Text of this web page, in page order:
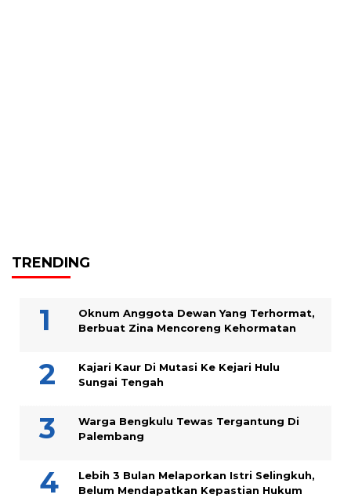
TRENDING
Oknum Anggota Dewan Yang Terhormat,
Berbuat Zina Mencoreng Kehormatan
Kajari Kaur Di Mutasi Ke Kejari Hulu
Sungai Tengah
Warga Bengkulu Tewas Tergantung Di
Palembang
Lebih 3 Bulan Melaporkan Istri Selingkuh,
Belum Mendapatkan Kepastian Hukum